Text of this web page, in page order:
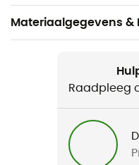
Materiaalgegevens &
Heren / Dames
Raadpleeg